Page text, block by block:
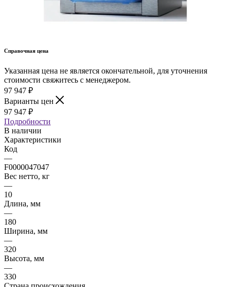
Справочная цена
Указанная цена не является окончательной, для уточнения
стоимости свяжитесь с менеджером.
97 947 ₽
Варианты цен
97 947 ₽
Подробности
В наличии
Характеристики
Код
—
F0000047047
Вес нетто, кг
—
10
Длина, мм
—
180
Ширина, мм
—
320
Высота, мм
—
330